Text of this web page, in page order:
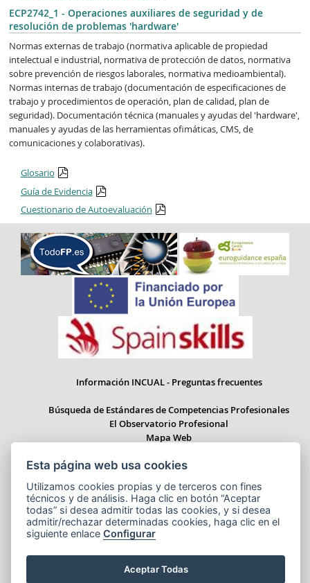
ECP2742_1 - Operaciones auxiliares de seguridad y de
resolución de problemas 'hardware'
Normas externas de trabajo (normativa aplicable de propiedad
intelectual e industrial, normativa de protección de datos, normativa
sobre prevención de riesgos laborales, normativa medioambiental).
Normas internas de trabajo (documentación de especificaciones de
trabajo y procedimientos de operación, plan de calidad, plan de
seguridad). Documentación técnica (manuales y ayudas del 'hardware',
manuales y ayudas de las herramientas ofimáticas, CMS, de
comunicaciones y colaborativas).
Glosario
Guía de Evidencia
Cuestionario de Autoevaluación
Información INCUAL - Preguntas frecuentes
Búsqueda de Estándares de Competencias Profesionales
El Observatorio Profesional
Mapa Web
Paseo del Prado 28, 1ª Planta - 28014 Madrid
Correo electrónico: informacion.incual@educacion.gob.es
Accesibilidad
Esta página web usa cookies
Utilizamos cookies propias y de terceros con fines
técnicos y de análisis. Haga clic en botón “Aceptar
todas” si desea admitir todas las cookies, y si desea
admitir/rechazar determinadas cookies, haga clic en el
siguiente enlaceConfigurar
Aceptar Todas